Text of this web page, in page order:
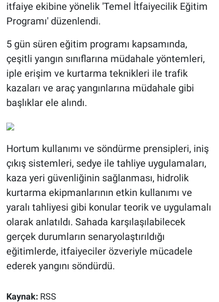
itfaiye ekibine yönelik 'Temel İtfaiyecilik Eğitim
Programı' düzenlendi.
5 gün süren eğitim programı kapsamında,
çeşitli yangın sınıflarına müdahale yöntemleri,
iple erişim ve kurtarma teknikleri ile trafik
kazaları ve araç yangınlarına müdahale gibi
başlıklar ele alındı.
Hortum kullanımı ve söndürme prensipleri, iniş
çıkış sistemleri, sedye ile tahliye uygulamaları,
kaza yeri güvenliğinin sağlanması, hidrolik
kurtarma ekipmanlarının etkin kullanımı ve
yaralı tahliyesi gibi konular teorik ve uygulamalı
olarak anlatıldı. Sahada karşılaşılabilecek
gerçek durumların senaryolaştırıldığı
eğitimlerde, itfaiyeciler özveriyle mücadele
ederek yangını söndürdü.
Kaynak: RSS